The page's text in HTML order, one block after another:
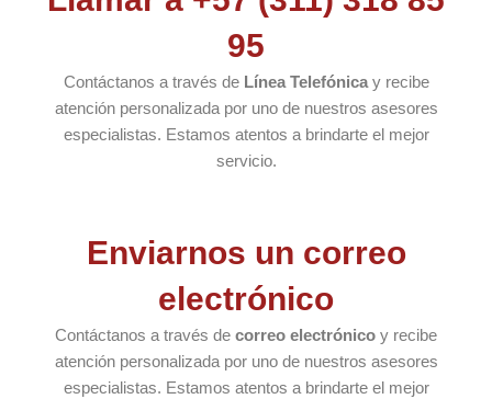
95
Contáctanos a través deLínea Telefónicay recibe
atención personalizada por uno de nuestros asesores
especialistas. Estamos atentos a brindarte el mejor
servicio.
Enviarnos un correo
electrónico
Contáctanos a través de correo electrónico y recibe
atención personalizada por uno de nuestros asesores
especialistas. Estamos atentos a brindarte el mejor